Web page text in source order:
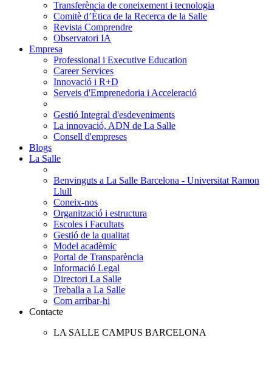
Transferència de coneixement i tecnologia
Comitè d’Ètica de la Recerca de la Salle
Revista Comprendre
Observatori IA
Empresa
Professional i Executive Education
Career Services
Innovació i R+D
Serveis d'Emprenedoria i Acceleració
Gestió Integral d'esdeveniments
La innovació, ADN de La Salle
Consell d'empreses
Blogs
La Salle
Benvinguts a La Salle Barcelona - Universitat Ramon
Llull
Coneix-nos
Organització i estructura
Escoles i Facultats
Gestió de la qualitat
Model acadèmic
Portal de Transparència
Informació Legal
Directori La Salle
Treballa a La Salle
Com arribar-hi
Contacte
LA SALLE CAMPUS BARCELONA